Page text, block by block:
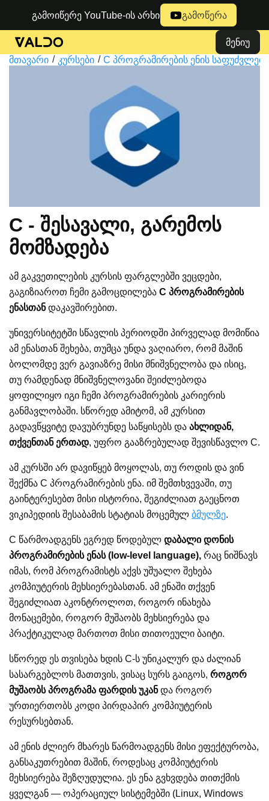
გამოიწერე YouTube-ის არხი გამოწერა
მენიუ
მთავარი
კურსები C პროგრამირების ენის საფუძვლები
C - შესავალი, გარემოს
მომზადება
ამ გაკვეთილების კურსის ფარგლებში ვეცდები,
გაგიზიაროთ ჩემი გამოცდილება C პროგრამირების
ენასთანდაკავშირებით.
უნივერსიტეტში სწავლის პერიოდში პირველად მომიწია
ამ ენასთან შეხება, თუმცა უნდა ვაღიარო, რომ მაშინ
ბოლომდე ვერ გავიაზრე მისი მნიშვნელობა და ისიც,
თუ რამდენად მნიშვნელოვანი შეიძლებოდა
ყოფილიყო იგი ჩემი პროგრამირების კარიერის
განმავლობაში. სწორედ ამიტომ, ამ კურსით
გადავწყვიტე დავუბრუნდე საწყისებს და ახლიდან,
თქვენთან ერთად, უფრო გააზრებულად შევისწავლო C.
ამ კურსში არ დავიწყებ მოყოლას, თუ როდის და ვინ
შექმნა C პროგრამირების ენა. იმ შემთხვევაში, თუ
გაინტერესებთ მისი ისტორია, შეგიძლიათ გაეცნოთ
ვიკიპედიის შესაბამის სტატიას მოცემულ ბმულზე.
C წარმოადგენს ეგრედ წოდებულ დაბალი დონის
პროგრამირების ენას (low-level language), რაც ნიშნავს
იმას, რომ პროგრამისტს აქვს უშუალო შეხება
კომპიუტერის მეხსიერებასთან. ამ ენაში თქვენ
შეგიძლიათ აკონტროლოთ, როგორ ინახება
მონაცემები, როგორ მუშაობს მეხსიერება და
პრაქტიკულად მართოთ მისი თითოეული ბაიტი.
სწორედ ეს თვისება ხდის C-ს უნიკალურ და ძალიან
სასარგებლოს მათთვის, ვისაც სურს გაიგოს, როგორ
მუშაობს პროგრამა ფარდის უკანდა როგორ
ურთიერთობს კოდი პირდაპირ კომპიუტერის
რესურსებთან.
ამ ენის ძლიერ მხარეს წარმოადგენს მისი ეფექტურობა,
განსაკუთრებით მაშინ, როდესაც კომპიუტერის
მეხსიერება შეზღუდულია. ეს ენა გვხვდება თითქმის
ყველგან — ოპერაციულ სისტემებში (Linux, Windows